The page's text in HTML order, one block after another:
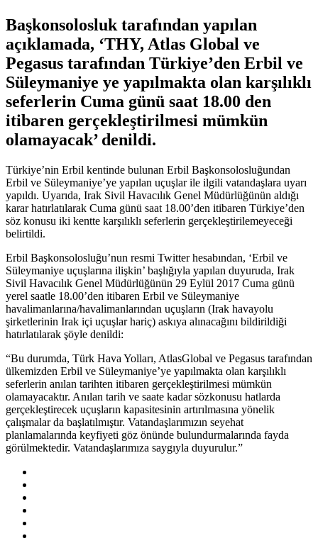
Başkonsolosluk tarafından yapılan
açıklamada, ‘THY, Atlas Global ve
Pegasus tarafından Türkiye’den Erbil ve
Süleymaniye ye yapılmakta olan karşılıklı
seferlerin Cuma günü saat 18.00 den
itibaren gerçekleştirilmesi mümkün
olamayacak’ denildi.
Türkiye’nin Erbil kentinde bulunan Erbil Başkonsolosluğundan
Erbil ve Süleymaniye’ye yapılan uçuşlar ile ilgili vatandaşlara uyarı
yapıldı. Uyarıda, Irak Sivil Havacılık Genel Müdürlüğünün aldığı
karar hatırlatılarak Cuma günü saat 18.00’den itibaren Türkiye’den
söz konusu iki kentte karşılıklı seferlerin gerçekleştirilemeyeceği
belirtildi.
Erbil Başkonsolosluğu’nun resmi Twitter hesabından, ‘Erbil ve
Süleymaniye uçuşlarına ilişkin’ başlığıyla yapılan duyuruda, Irak
Sivil Havacılık Genel Müdürlüğünün 29 Eylül 2017 Cuma günü
yerel saatle 18.00’den itibaren Erbil ve Süleymaniye
havalimanlarına/havalimanlarından uçuşların (Irak havayolu
şirketlerinin Irak içi uçuşlar hariç) askıya alınacağını bildirildiği
hatırlatılarak şöyle denildi:
“Bu durumda, Türk Hava Yolları, AtlasGlobal ve Pegasus tarafından
ülkemizden Erbil ve Süleymaniye’ye yapılmakta olan karşılıklı
seferlerin anılan tarihten itibaren gerçekleştirilmesi mümkün
olamayacaktır. Anılan tarih ve saate kadar sözkonusu hatlarda
gerçekleştirecek uçuşların kapasitesinin artırılmasına yönelik
çalışmalar da başlatılmıştır. Vatandaşlarımızın seyehat
planlamalarında keyfiyeti göz önünde bulundurmalarında fayda
görülmektedir. Vatandaşlarımıza saygıyla duyurulur.”